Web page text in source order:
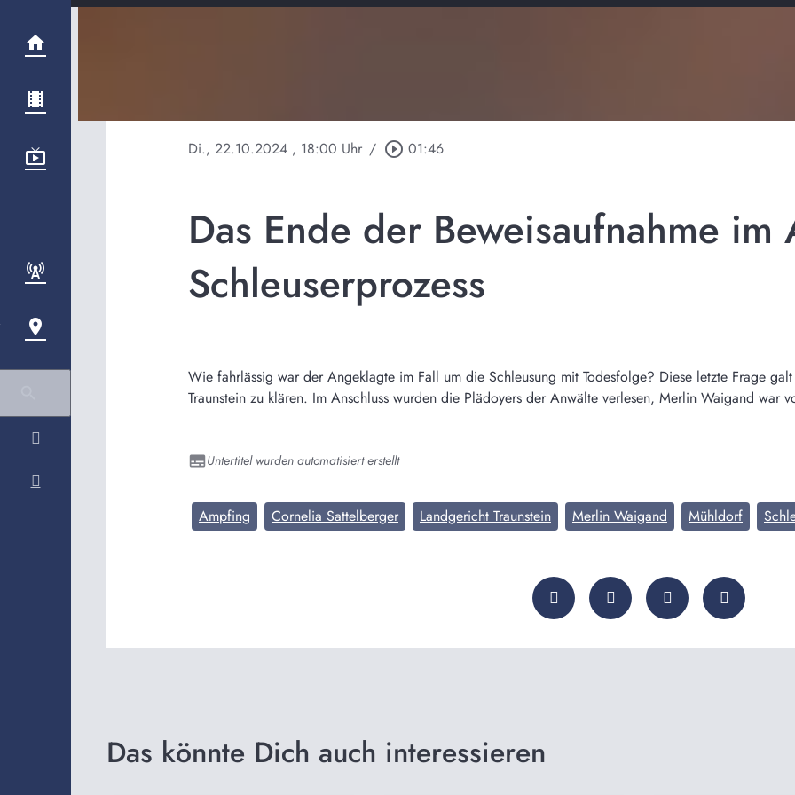
Di., 22.10.2024 , 18:00 Uhr / play_circle_outline 01:46
Das Ende der Beweisaufnahme
Schleuserprozess
Wie fahrlässig war der Angeklagte im Fall um die Schleusung mit Todesfolge? Diese letzte Frage
Traunstein zu klären. Im Anschluss wurden die Plädoyers der Anwälte verlesen, Merlin Waigand war
Untertitel wurden automatisiert erstellt
Ampfing Cornelia Sattelberger Landgericht Traunstein Merlin Waigand Mühldorf
Das könnte Dich auch interessieren